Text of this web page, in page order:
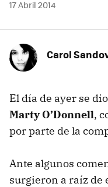
17 Abril 2014
Carol
El día de ayer se
Marty O’Donnell,
por parte de la
Ante algunos
surgieron a raíz de